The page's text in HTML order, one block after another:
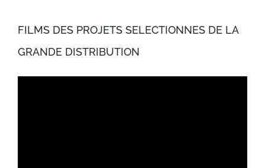
FILMS DES PROJETS SELECTIONNES DE LA
GRANDE DISTRIBUTION